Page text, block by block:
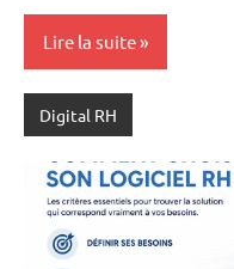
Lire la suite
Digital RH